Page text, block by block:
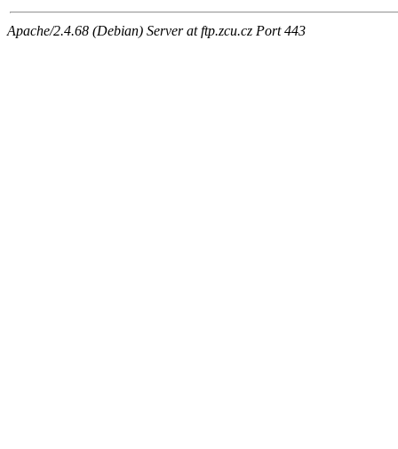
Apache/2.4.68 (Debian) Server at ftp.zcu.cz Port 443